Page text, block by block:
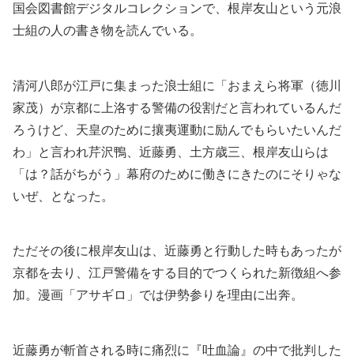
国会図書館デジタルコレクションで、根岸友山という元浪
士組の人の書き物を読んでいる。
清河八郎が江戸に集まった浪士組に「おまえら将軍（徳川
家茂）が京都に上洛する警備の役割だと言われているんだ
ろうけど、天皇のために攘夷運動に励んでもらいたいんだ
わ」と言われ芹沢鴨、近藤勇、土方歳三、根岸友山らは
「は？話がちがう」幕府のために働きにきたのにそりゃな
いぜ、となった。
ただその後に根岸友山は、近藤勇と行動した時もあったが
京都を去り、江戸警備をする目的でつくられた新徴組へ参
加。漫画「アサギロ」では伊勢参りを理由に出奔。
近藤勇が斬首される時に痛烈に『吐血論』の中で批判した